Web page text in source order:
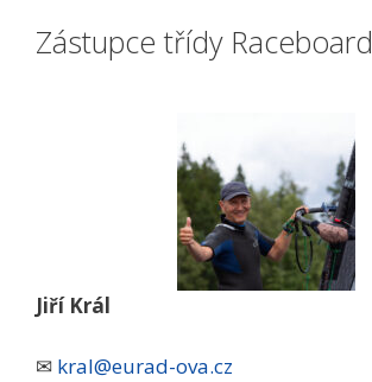
Zástupce třídy Raceboard
Jiří Král
✉ kral@eurad-ova.cz